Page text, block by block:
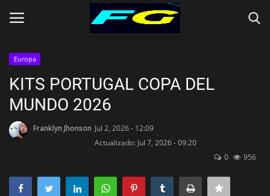
Contact
Inicio
Europa
KITS PORTUGAL COPA DEL
MUNDO 2026
Franklyn Jhonson Jul 2, 2026 - 12:09
Actualizado: Jul 7, 2026 - 09:20
0
956